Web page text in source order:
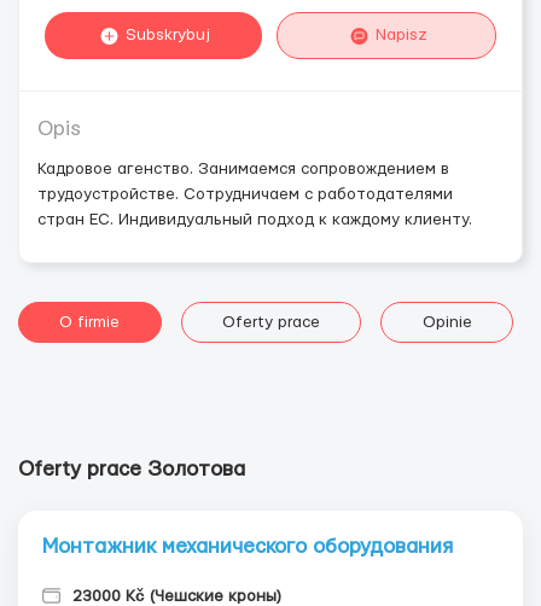
Subskrybuj Napisz
Opis
Кадровое агенство. Занимаемся сопровождением в
трудоустройстве. Сотрудничаем с работодателями
стран ЕС. Индивидуальный подход к каждому клиенту.
O firmie Oferty prace Opinie
Oferty prace Золотова
Монтажник механического оборудования
23000 Kč (Чешские кроны)